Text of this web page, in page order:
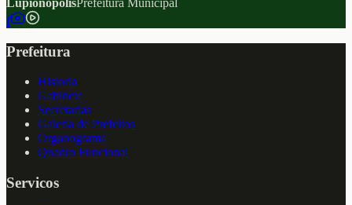
f
Prefeitura
Historia
Gabinete
Secretarias
Galeria de Prefeitos
Organograma
Quadro Funcional
Servicos